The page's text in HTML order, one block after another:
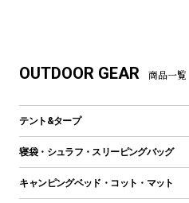
OUTDOOR GEAR 商品一覧
テント&タープ
テント
ツールームテント
寝袋・シュラフ・スリーピングバッグ
レクタングラー型（封筒型）シュラフ
キャンピングベッド・コット・マット